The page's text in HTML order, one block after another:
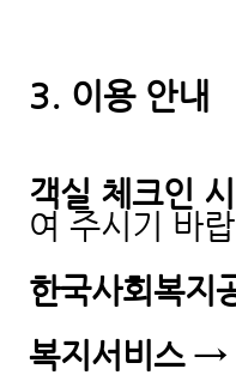
3. 이용 안내
객실 체크인 시
여 주시기 바
한국사회복지
복지서비스